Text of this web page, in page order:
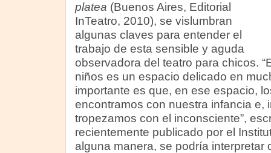
platea (Buenos Aires, Editorial
InTeatro, 2010), se vislumbran
algunas claves para entender el
trabajo de esta sensible y aguda
observadora del teatro para chicos.
niños es un espacio delicado en
importante es que, en ese espacio,
encontramos con nuestra infancia e,
tropezamos con el inconsciente”,
recientemente publicado por el
alguna manera, se podría interpretar